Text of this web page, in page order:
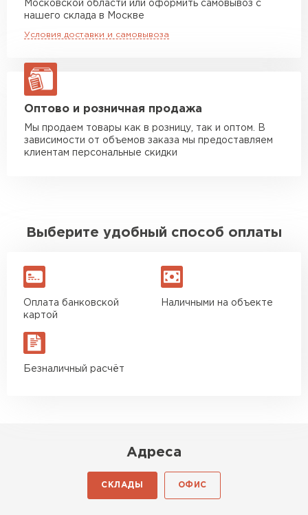
Манипулятор до 5 тн
макс. длина груза 6 м
от 7 000 руб
макс. длина груза 8 м
Манипулятор до 20 тн
макс. длина груза 13,5 м
ЗАКАЗАТЬ С ДОСТАВКОЙ
Московской области или оформить самовывоз с
нашего склада в Москве
Условия доставки и самовывоза
Оптово и розничная продажа
Мы продаем товары как в розницу, так и оптом. В
зависимости от объемов заказа мы предоставляем
клиентам персональные скидки
Выберите удобный способ оплаты
Оплата банковской
картой
Наличными на объекте
Безналичный расчёт
Адреса
СКЛАДЫ ОФИС